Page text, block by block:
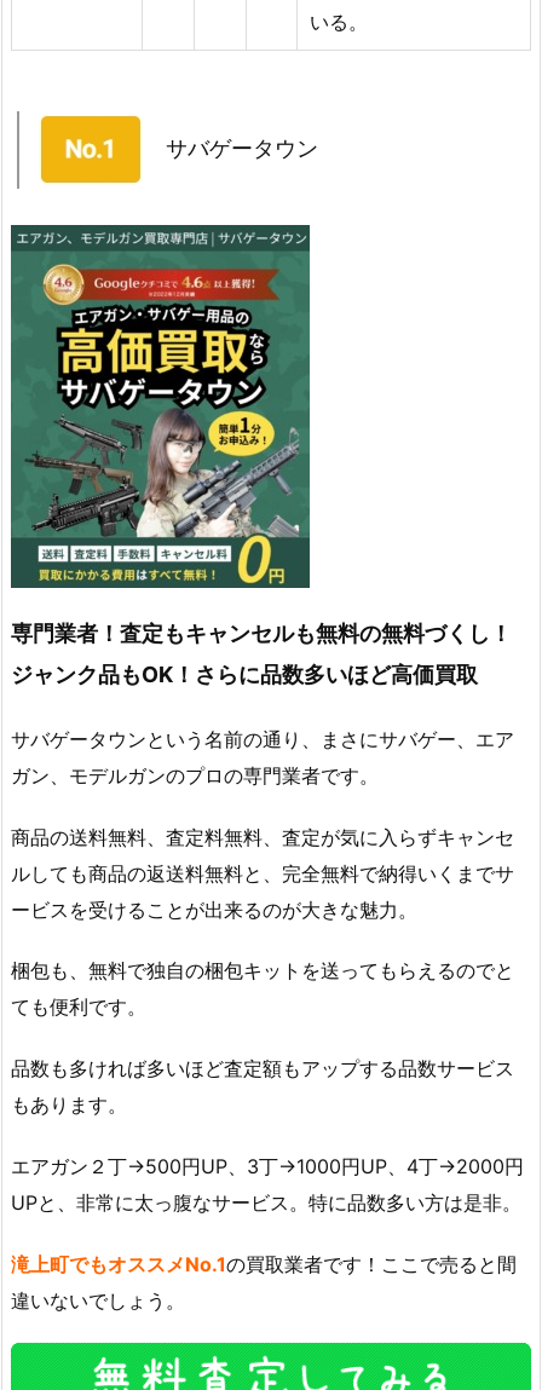
いる。
サバゲータウン
専門業者！査定もキャンセルも無料の無料づくし！
ジャンク品もOK！さらに品数多いほど高価買取
サバゲータウンという名前の通り、まさにサバゲー、エア
ガン、モデルガンのプロの専門業者です。
商品の送料無料、査定料無料、査定が気に入らずキャンセ
ルしても商品の返送料無料と、完全無料で納得いくまでサ
ービスを受けることが出来るのが大きな魅力。
梱包も、無料で独自の梱包キットを送ってもらえるのでと
ても便利です。
品数も多ければ多いほど査定額もアップする品数サービス
もあります。
エアガン２丁→500円UP、3丁→1000円UP、4丁→2000円
UPと、非常に太っ腹なサービス。特に品数多い方は是非。
滝上町でもオススメNo.1の買取業者です！ここで売ると間
違いないでしょう。